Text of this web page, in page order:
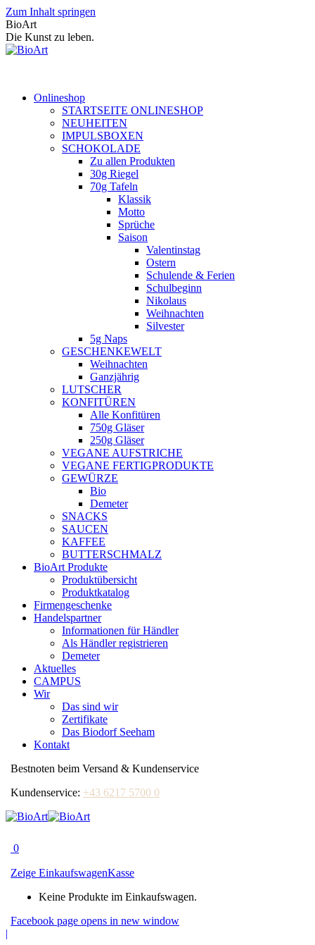
Zum Inhalt springen
BioArt
Die Kunst zu leben.
Onlineshop
STARTSEITE ONLINESHOP
NEUHEITEN
IMPULSBOXEN
SCHOKOLADE
Zu allen Produkten
30g Riegel
70g Tafeln
Klassik
Motto
Sprüche
Saison
Valentinstag
Ostern
Schulende & Ferien
Schulbeginn
Nikolaus
Weihnachten
Silvester
5g Naps
GESCHENKEWELT
Weihnachten
Ganzjährig
LUTSCHER
KONFITÜREN
Alle Konfitüren
750g Gläser
250g Gläser
VEGANE AUFSTRICHE
VEGANE FERTIGPRODUKTE
GEWÜRZE
Bio
Demeter
SNACKS
SAUCEN
KAFFEE
BUTTERSCHMALZ
BioArt Produkte
Produktübersicht
Produktkatalog
Firmengeschenke
Handelspartner
Informationen für Händler
Als Händler registrieren
Demeter
Aktuelles
CAMPUS
Wir
Das sind wir
Zertifikate
Das Biodorf Seeham
Kontakt
Bestnoten beim Versand & Kundenservice
Kundenservice: +43 6217 5700 0
0
Zeige EinkaufswagenKasse
Keine Produkte im Einkaufswagen.
Facebook page opens in new window
|